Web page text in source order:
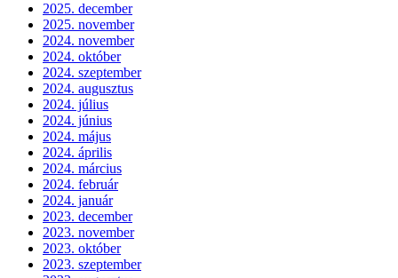
2025. december
2025. november
2024. november
2024. október
2024. szeptember
2024. augusztus
2024. július
2024. június
2024. május
2024. április
2024. március
2024. február
2024. január
2023. december
2023. november
2023. október
2023. szeptember